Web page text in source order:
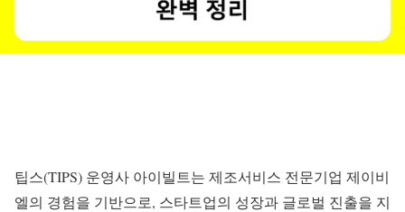
팁스(TIPS) 운영사 아이빌트는 제조서비스 전문기업 제이비
엘의 경험을 기반으로, 스타트업의 성장과 글로벌 진출을 지